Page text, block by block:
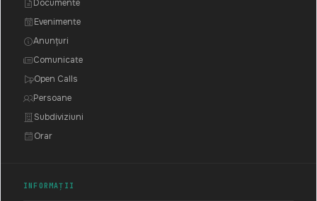
Documente
Evenimente
Anunțuri
Comunicate
Open Calls
Persoane
Subdiviziuni
Orar
INFORMAȚII